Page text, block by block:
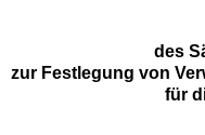
des
zur Festlegung von
für